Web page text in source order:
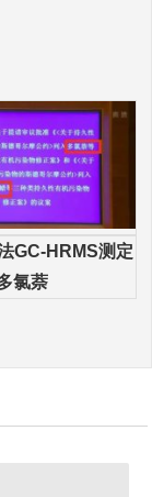
GC-HRMS测定
氯萘